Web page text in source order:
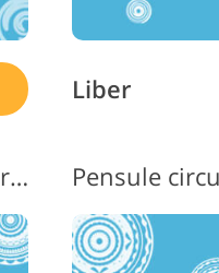
Liber
Brush Circle Photoshop #7 "Oriental Patterns"